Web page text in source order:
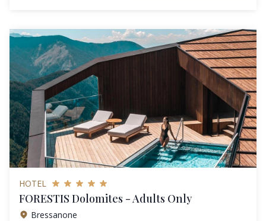
HOTEL
FORESTIS Dolomites - Adults Only
Bressanone